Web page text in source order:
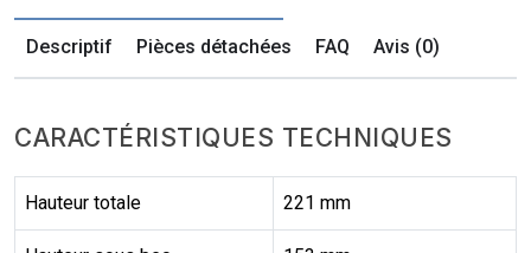
Descriptif Pièces détachées FAQ Avis (0)
CARACTÉRISTIQUES TECHNIQUES
Hauteur totale 221 mm